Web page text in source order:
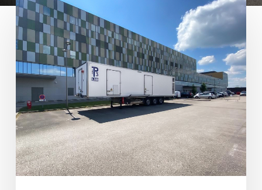
modulaire
au
service
des
environnements
critiques